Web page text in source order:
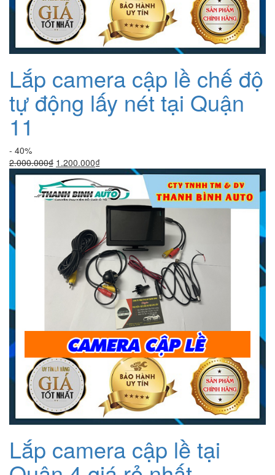
Lắp camera cập lề chế độ
tự động lấy nét tại Quận
11
- 40%
2.000.000₫ Giá
gốc
là:
2.000.000₫.
1.200.000₫Giá
hiện
tại
là:
1.200.000₫.
Lắp camera cập lề tại